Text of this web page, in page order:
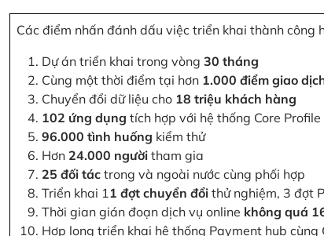
Các điểm nhấn đánh dấu việc triển khai thành công
Dự án triển khai trong vòng 30 tháng
Cùng một thời điểm tại hơn 1.000 điểm giao
Chuyển đổi dữ liệu cho 18 triệu khách hàng
102 ứng dụng tích hợp với hệ thống Core Profile
96.000 tình huống kiểm thử
Hơn 24.000 người tham gia
25 đối tác trong và ngoài nước cùng phối hợp
Triển khai 11 đợt chuyển đổi thử nghiệm, 3 đợt
Thời gian gián đoạn dịch vụ online không quá
Hợp long triển khai hệ thống Payment hub cùng